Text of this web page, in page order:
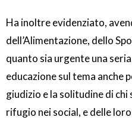
Ha inoltre evidenziato,
dell’Alimentazione, dello
quanto sia urgente una
educazione sul tema anche
giudizio e la solitudine di
rifugio nei social, e delle